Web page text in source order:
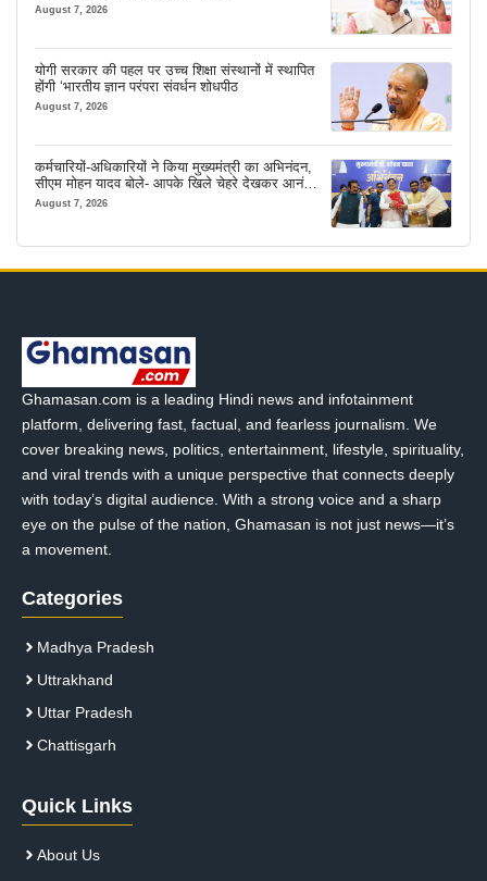
August 7, 2026
योगी सरकार की पहल पर उच्च शिक्षा संस्थानों में स्थापित
होंगी ‘भारतीय ज्ञान परंपरा संवर्धन शोधपीठ
August 7, 2026
कर्मचारियों-अधिकारियों ने किया मुख्यमंत्री का अभिनंदन,
सीएम मोहन यादव बोले- आपके खिले चेहरे देखकर आनंद
आता है
August 7, 2026
Ghamasan.com is a leading Hindi news and infotainment
platform, delivering fast, factual, and fearless journalism. We
cover breaking news, politics, entertainment, lifestyle, spirituality,
and viral trends with a unique perspective that connects deeply
with today’s digital audience. With a strong voice and a sharp
eye on the pulse of the nation, Ghamasan is not just news—it’s
a movement.
Categories
Madhya Pradesh
Uttrakhand
Uttar Pradesh
Chattisgarh
Quick Links
About Us